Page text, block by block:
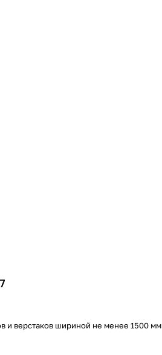
и верстаков шириной не менее 1500 мм